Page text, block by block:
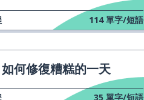
114 單字/短語
如何修復糟糕的一天
35 單字/短語